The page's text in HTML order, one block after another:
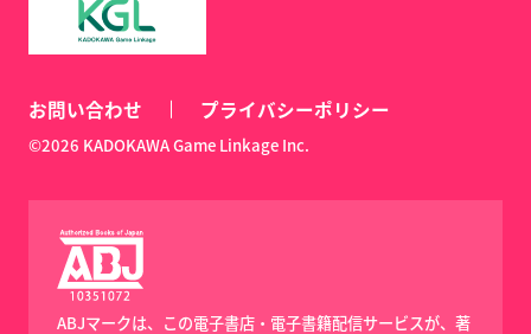
お問い合わせ プライバシーポリシー
©2026 KADOKAWA Game Linkage Inc.
ABJマークは、この電子書店・電子書籍配信サービスが、著